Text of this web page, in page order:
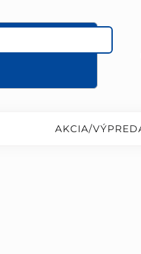
AKCIA/